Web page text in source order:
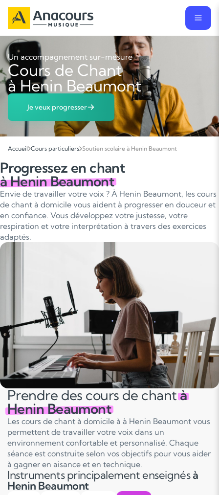
Un accompagnement sur-mesure
Cours de Chant
à Henin Beaumont
Je veux progresser
Accueil Cours particuliers Soutien scolaire à Henin Beaumont
Progressez en chant
à Henin Beaumont
Envie de travailler votre voix ? À Henin Beaumont, les cours
de chant à domicile vous aident à progresser en douceur et
en confiance. Vous développez votre justesse, votre
respiration et votre interprétation à travers des exercices
adaptés.
Prendre des cours de chantà
Henin Beaumont
Les cours de chant à domicile à à Henin Beaumont vous
permettent de travailler votre voix dans un
environnement confortable et personnalisé. Chaque
séance est construite selon vos objectifs pour vous aider
à gagner en aisance et en technique.
Instruments principalement enseignésà
Henin Beaumont